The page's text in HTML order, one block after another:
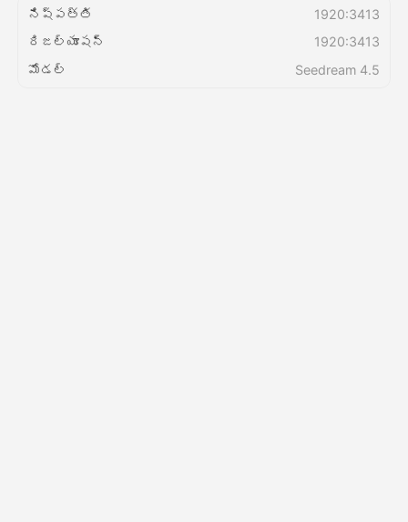
వెల్లులు
నిష్పత్తి
1920:3413
రిజల్యూషన్
1920:3413
మోడల్
Seedream 4.5